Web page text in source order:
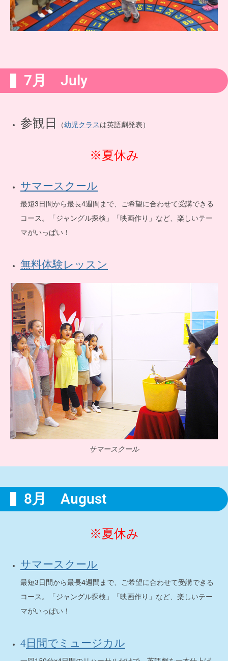
7月 July
参観日 （幼児クラス は英語劇発表）
※夏休み
サマースクール
最短3日間から最長4週間まで、ご希望に合わせて受講できる
コース。「ジャングル探検」「映画作り」など、楽しいテー
マがいっぱい！
無料体験レッスン
サマースクール
8月 August
※夏休み
サマースクール
最短3日間から最長4週間まで、ご希望に合わせて受講できる
コース。「ジャングル探検」「映画作り」など、楽しいテー
マがいっぱい！
4日間でミュージカル